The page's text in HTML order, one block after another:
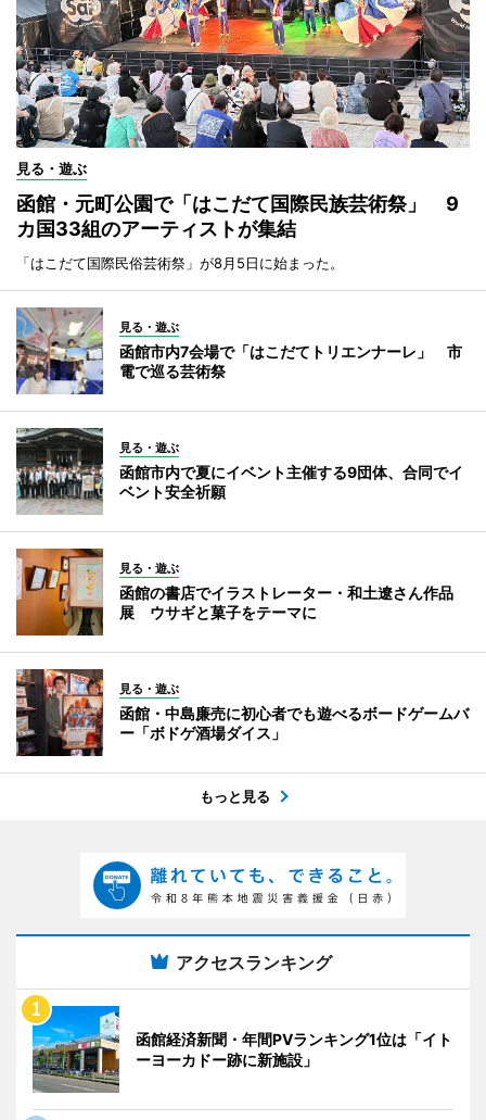
見る・遊ぶ
函館・元町公園で「はこだて国際民族芸術祭」 9
カ国33組のアーティストが集結
「はこだて国際民俗芸術祭」が8月5日に始まった。
見る・遊ぶ
函館市内7会場で「はこだてトリエンナーレ」 市
電で巡る芸術祭
見る・遊ぶ
函館市内で夏にイベント主催する9団体、合同でイ
ベント安全祈願
見る・遊ぶ
函館の書店でイラストレーター・和土遼さん作品
展 ウサギと菓子をテーマに
見る・遊ぶ
函館・中島廉売に初心者でも遊べるボードゲームバ
ー「ボドゲ酒場ダイス」
もっと見る
アクセスランキング
函館経済新聞・年間PVランキング1位は「イト
ーヨーカドー跡に新施設」